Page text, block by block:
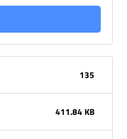
135
411.84 KB